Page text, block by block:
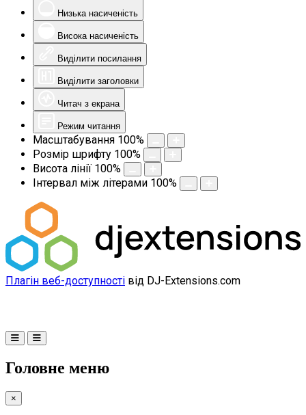
Низька насиченість
Висока насиченість
Виділити посилання
Виділити заголовки
Читач з екрана
Режим читання
Масштабування 100%
Розмір шрифту 100%
Висота лінії 100%
Інтервал між літерами 100%
Плагін веб-доступності від DJ-Extensions.com
Головне меню
×